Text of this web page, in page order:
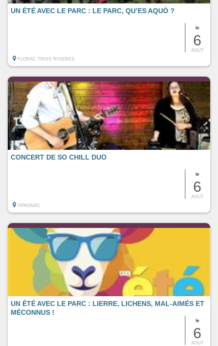
le
6
AOUT
UN ÉTÉ AVEC LE PARC : LE PARC, QU’ES AQUÒ ?
FLORAC TROIS RIVIERES
le
6
AOUT
CONCERT DE SO CHILL DUO
ISPAGNAC
le
6
AOUT
UN ÉTÉ AVEC LE PARC : LIERRE, LICHENS, MAL-AIMÉS ET
MÉCONNUS !